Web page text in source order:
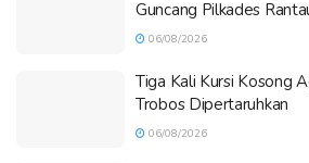
Guncang Pilkades
06/08/2026
Tiga Kali Kursi Kosong
Trobos Dipertaruhkan
06/08/2026